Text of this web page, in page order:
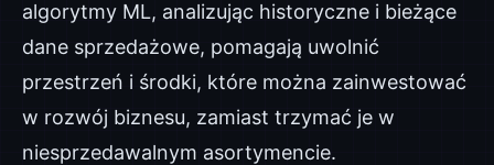
algorytmy ML, analizując historyczne i bieżące
dane sprzedażowe, pomagają uwolnić
przestrzeń i środki, które można zainwestować
w rozwój biznesu, zamiast trzymać je w
niesprzedawalnym asortymencie.